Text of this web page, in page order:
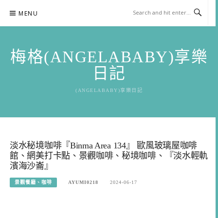
content
MENU
梅格(ANGELABABY)享樂
日記
(ANGELABABY)享樂日記
淡水秘境咖啡『Binma Area 134』 歐風玻璃屋咖啡
館、網美打卡點、景觀咖啡、秘境咖啡、『淡水輕軌
濱海沙崙』
景觀餐廳、咖啡 AYUMI0218 2024-06-17